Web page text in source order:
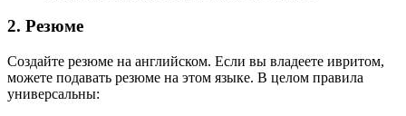
2. Резюме
Создайте резюме на английском. Если вы владеете ивритом,
можете подавать резюме на этом языке. В целом правила
универсальны: